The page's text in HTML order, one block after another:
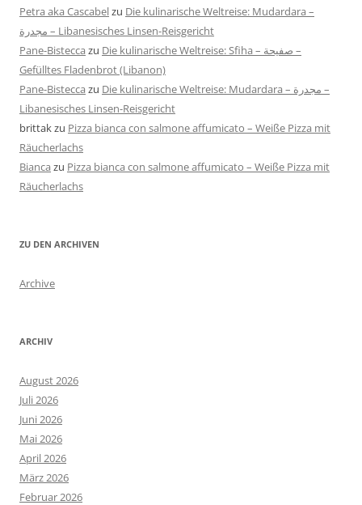
Petra aka Cascabelzu Die kulinarische Weltreise: Mudardara –
مجدرة – Libanesisches Linsen-Reisgericht
Pane-Bistecca zu Die kulinarische Weltreise: Sfiha – صفيحة –
Gefülltes Fladenbrot (Libanon)
Pane-Bistecca zu Die kulinarische Weltreise: Mudardara – مجدرة –
Libanesisches Linsen-Reisgericht
brittakzu Pizza bianca con salmone affumicato – Weiße Pizza mit
Räucherlachs
Bianca zu Pizza bianca con salmone affumicato – Weiße Pizza mit
Räucherlachs
ZU DEN ARCHIVEN
Archive
ARCHIV
August 2026
Juli 2026
Juni 2026
Mai 2026
April 2026
März 2026
Februar 2026